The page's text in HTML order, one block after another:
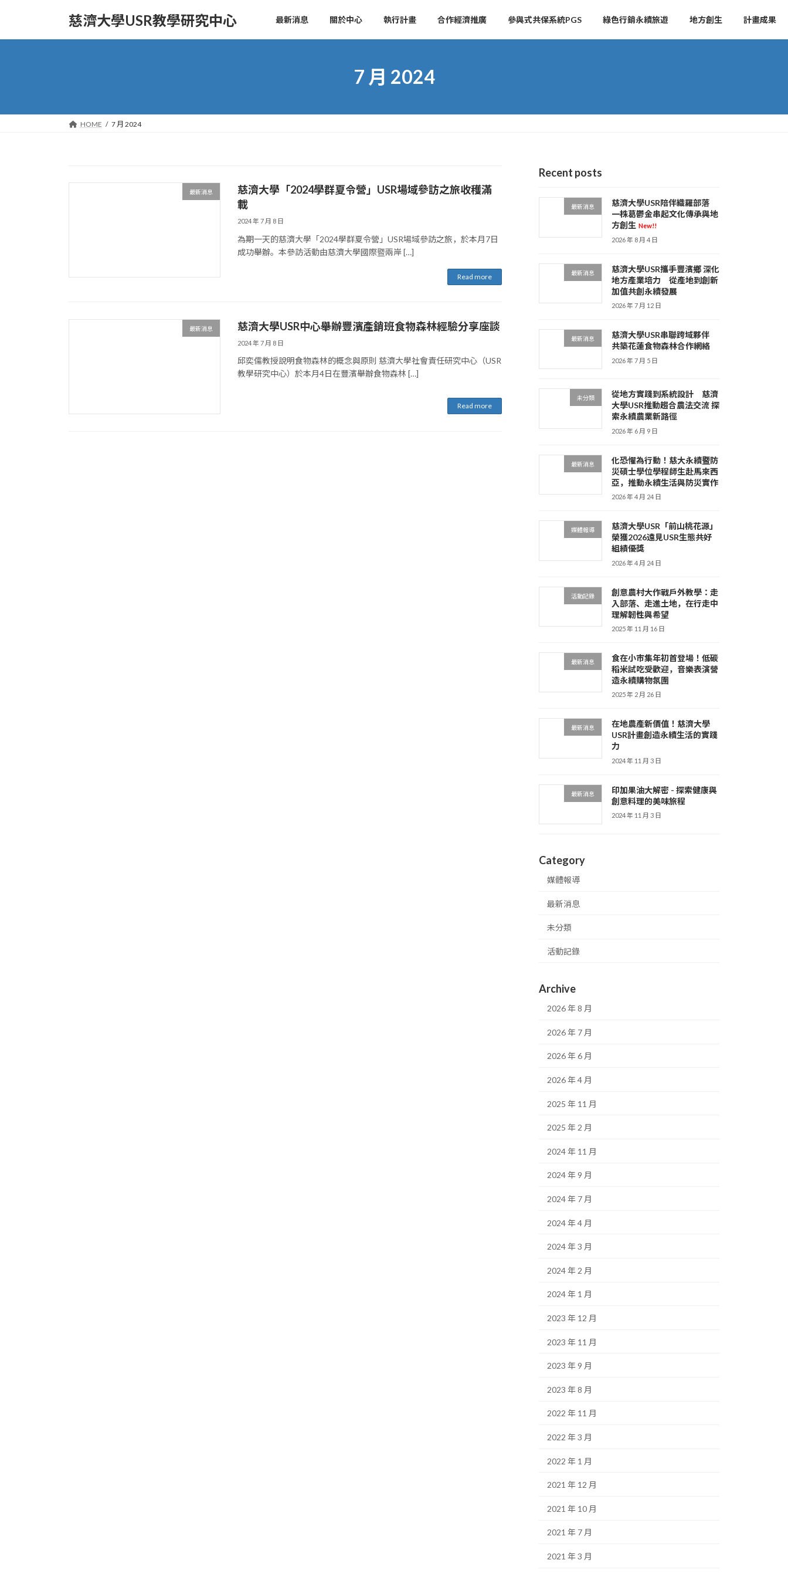
content
Navigation
慈濟大學USR教學研究中心 最新消息 關於中心 執行計畫 合作經濟推廣 參與式共保系統PGS 綠色行銷永續旅遊 地方創生 計畫成果
7 月 2024
HOME 7 月 2024
最新消息
慈濟大學「2024學群夏令營」USR場域參訪之旅收穫滿
載
2024 年 7 月 8 日
為期一天的慈濟大學「2024學群夏令營」USR場域參訪之旅，於本月7日
成功舉辦。本參訪活動由慈濟大學國際暨兩岸 […]
Read more
最新消息 慈濟大學USR中心舉辦豐濱產銷班食物森林經驗分享座談
2024 年 7 月 8 日
邱奕儒教授說明食物森林的概念與原則 慈濟大學社會責任研究中心（USR
教學研究中心）於本月4日在豐濱舉辦食物森林 […]
Read more
Recent posts
最新消息
慈濟大學USR陪伴織羅部落
一株葛鬱金串起文化傳承與地
方創生 New!!
2026 年 8 月 4 日
最新消息
慈濟大學USR攜手豐濱鄉 深化
地方產業培力 從產地到創新
加值共創永續發展
2026 年 7 月 12 日
最新消息
慈濟大學USR串聯跨域夥伴
共築花蓮食物森林合作網絡
2026 年 7 月 5 日
未分類
從地方實踐到系統設計 慈濟
大學USR推動趨合農法交流 探
索永續農業新路徑
2026 年 6 月 9 日
最新消息
化恐懼為行動！慈大永續暨防
災碩士學位學程師生赴馬來西
亞，推動永續生活與防災實作
2026 年 4 月 24 日
媒體報導
慈濟大學USR「前山桃花源」
榮獲2026遠見USR生態共好
組績優獎
2026 年 4 月 24 日
活動記錄
創意農村大作戰戶外教學：走
入部落、走進土地，在行走中
理解韌性與希望
2025 年 11 月 16 日
最新消息
食在小市集年初首登場！低碳
稻米試吃受歡迎，音樂表演營
造永續購物氛圍
2025 年 2 月 26 日
最新消息
在地農產新價值！慈濟大學
USR計畫創造永續生活的實踐
力
2024 年 11 月 3 日
最新消息
印加果油大解密 - 探索健康與
創意料理的美味旅程
2024 年 11 月 3 日
Category
媒體報導
最新消息
未分類
活動記錄
Archive
2026 年 8 月
2026 年 7 月
2026 年 6 月
2026 年 4 月
2025 年 11 月
2025 年 2 月
2024 年 11 月
2024 年 9 月
2024 年 7 月
2024 年 4 月
2024 年 3 月
2024 年 2 月
2024 年 1 月
2023 年 12 月
2023 年 11 月
2023 年 9 月
2023 年 8 月
2022 年 11 月
2022 年 3 月
2022 年 1 月
2021 年 12 月
2021 年 10 月
2021 年 7 月
2021 年 3 月